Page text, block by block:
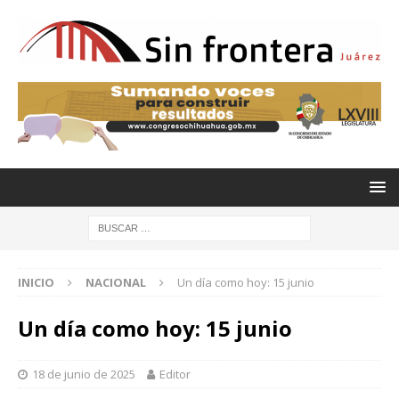
INICIO NACIONAL Un día como hoy: 15 junio
Un día como hoy: 15 junio
18 de junio de 2025 Editor